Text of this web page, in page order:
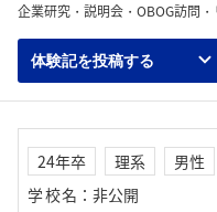
企業研究・説明会・OBOG訪問
体験記を投稿する
24年卒 理系
男性
学校名 ： 非公開